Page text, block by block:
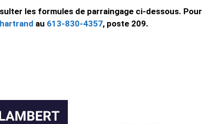
les formules de parraingage ci-dessous. Pour
au 613-830-4357, poste 209.